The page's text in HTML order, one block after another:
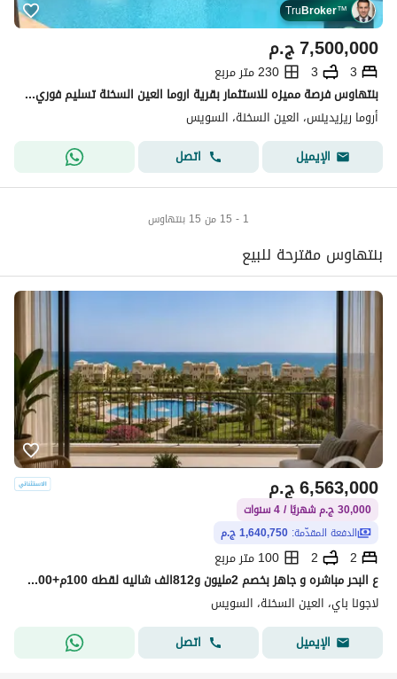
TruBroker™
ج.م7,500,000
3
3
230 متر مربع
بنتهاوس فرصة مميزه للاستثمار بقرية اروما العين السخنة تسليم فوري بالفرش والاجهزه والتكييفات جميع الخدمات متسلمه مسجد فندق منطقة مطاعم وكافيهات عيادة س
أروما ريزيدينس، العين السخنة، السويس
الإيميل
اتصل
1 - 15 من 15 بنتهاوس
بنتهاوس مقترحة للبيع
ج.م6,563,000
30,000 ج.م شهريًا / 4 سنوات
الدفعة المقدّمة: 1,640,750 ج.م
2
2
100 متر مربع
ع البحر مباشره و جاهز بخصم 2مليون و812الف شاليه لقطه 100م+100م رووف للبيع في العين السخنه والقريه شغاله بالفعل والايجارات فيها طول السنه وبها اكبر ما
لاجونا باي، العين السخنة، السويس
الإيميل
اتصل